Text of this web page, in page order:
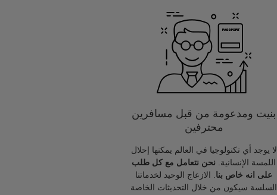
بنيت ومدعومة من قبل مسافرين
محترفين
لا يوجد أي تكنولوجيا في العالم يمكنها إحلال
اللمسة الإنسانية. نحن نتعامل مع كل طلب
على انه خاص بنا . الازعاج الوحيد لخدماتنا
السلسة سيكون من خلال التحديثات الخاصة